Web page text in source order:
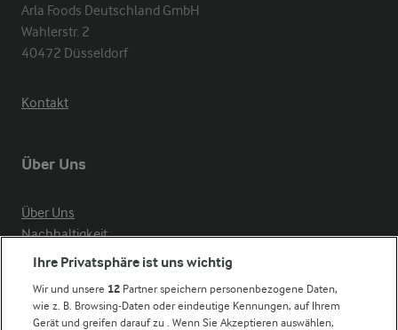
Arla Foods Deutschland GmbH
Wahlerstr. 2
40472 Düsseldorf
Kontakt
Über Uns
Über Uns
Nachhaltigkeit
Compliance
Arla in anderen Ländern
Ihre Privatsphäre ist uns wichtig
Wir und unsere 12 Partner speichern personenbezogene Daten,
wie z. B. Browsing-Daten oder eindeutige Kennungen, auf Ihrem
Gerät und greifen darauf zu . Wenn Sie Akzeptieren auswählen,